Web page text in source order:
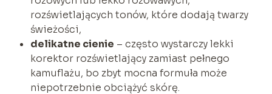
rozświetlających tonów, które dodają twarzy
świeżości,
delikatne cienie – często wystarczy lekki
korektor rozświetlający zamiast pełnego
kamuflażu, bo zbyt mocna formuła może
niepotrzebnie obciążyć skórę.